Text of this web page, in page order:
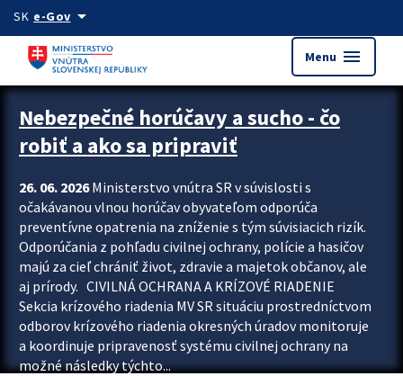
Preskocit na hlavný obsah
SK e-Govarrow_drop_down
Menu menu
Zastavit automatický posun upútavok
Nebezpečné horúčavy a sucho - čo
robiť a ako sa pripraviť
26. 06. 2026Ministerstvo vnútra SR v súvislosti s
očakávanou vlnou horúčav obyvateľom odporúča
preventívne opatrenia na zníženie s tým súvisiacich rizík.
Odporúčania z pohľadu civilnej ochrany, polície a hasičov
majú za cieľ chrániť život, zdravie a majetok občanov, ale
aj prírody. CIVILNÁ OCHRANA A KRÍZOVÉ RIADENIE
Sekcia krízového riadenia MV SR situáciu prostredníctvom
odborov krízového riadenia okresných úradov monitoruje
a koordinuje pripravenosť systému civilnej ochrany na
možné následky týchto...